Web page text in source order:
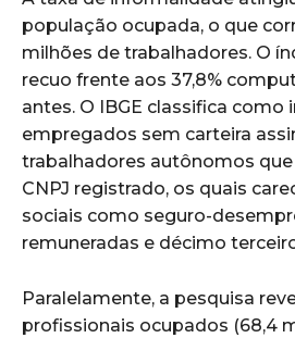
população ocupada, o que
milhões de trabalhadores. O
recuo frente aos 37,8%
antes. O IBGE classifica como
empregados sem carteira
trabalhadores autônomos
CNPJ registrado, os quais
sociais como seguro-
remuneradas e décimo
Paralelamente, a pesquisa
profissionais ocupados (68,4